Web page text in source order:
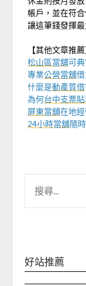
帳戶，並在符
讓這筆錢發揮最
【其他文章推薦
松山區當舖可
專業公營當舖
什麼是動產質借
為何台中支票
屏東當舖在地
24小時當舖隨
關
好站推薦